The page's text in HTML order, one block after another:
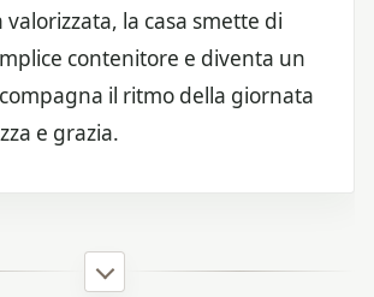
la casa smette di
contenitore e diventa un
il ritmo della giornata
e grazia.